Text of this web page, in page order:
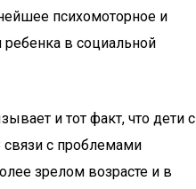
психомоторное и
ребенка в социальной
и тот факт, что дети с
связи с проблемами
зрелом возрасте и в